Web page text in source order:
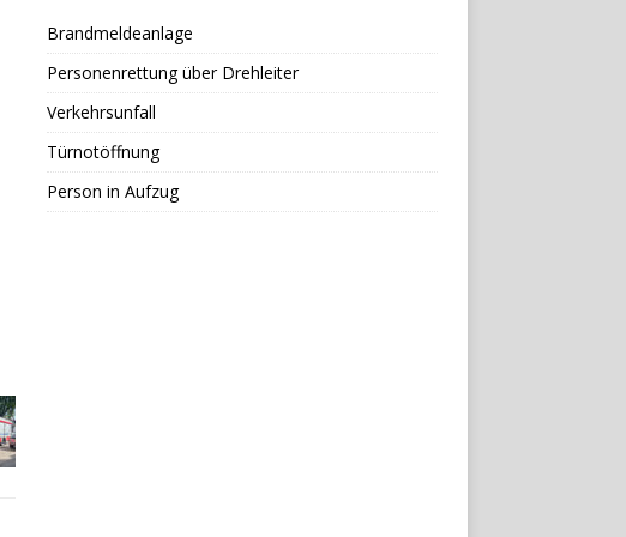
Brandmeldeanlage
Personenrettung über Drehleiter
Verkehrsunfall
Türnotöffnung
Person in Aufzug